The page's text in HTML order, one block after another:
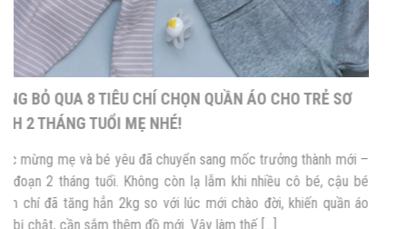
ĐỪNG BỎ QUA 8 TIÊU CHÍ CHỌN QUẦN ÁO CHO TRẺ SƠ
SINH 2 THÁNG TUỔI MẸ NHÉ!
Chúc mừng mẹ và bé yêu đã chuyển sang mốc trưởng thành mới –
giai đoạn 2 tháng tuổi. Không còn lạ lẫm khi nhiều cô bé, cậu bé
thậm chí đã tăng hẳn 2kg so với lúc mới chào đời, khiến quần áo
con bị chật, cần sắm thêm đồ mới. Vậy làm thế […]